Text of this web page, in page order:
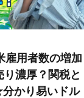
雇用者数の増加
濃厚？関税と
かり易いドル